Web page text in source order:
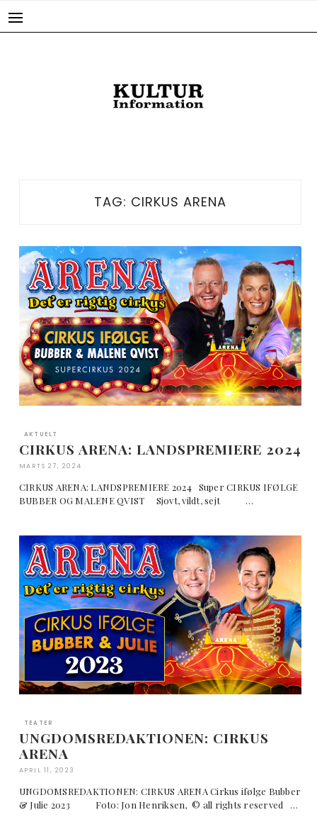
TAG: CIRKUS ARENA
AKTUELT
CIRKUS ARENA: LANDSPREMIERE 2024
MARTS 27, 2024
CIRKUS ARENA: LANDSPREMIERE 2024 Super CIRKUS IFØLGE
BUBBER OG MALENE QVIST Sjovt, vildt, sejt …
TEATER
UNGDOMSREDAKTIONEN: CIRKUS
ARENA
APRIL 11, 2023
UNGDOMSREDAKTIONEN: CIRKUS ARENA Cirkus ifølge Bubber
& Julie 2023 Foto: Jon Henriksen, © all rights reserved …